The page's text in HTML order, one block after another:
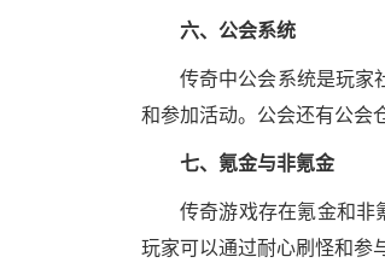
六、公会系统
传奇中公会系统是玩家
和参加活动。公会还有公会
七、氪金与非氪金
传奇游戏存在氪金和非
玩家可以通过耐心刷怪和参